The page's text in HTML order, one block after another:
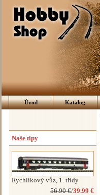
Úvod Katalog
Naše tipy
Rychlíkový vůz, 1. třídy
56.90 €/39.99 €